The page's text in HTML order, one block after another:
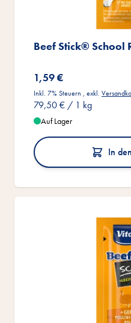
Beef Stick® School
1,59 €
Inkl. 7% Steuern , exkl.
79,50 € / 1 kg
Auf Lager
In